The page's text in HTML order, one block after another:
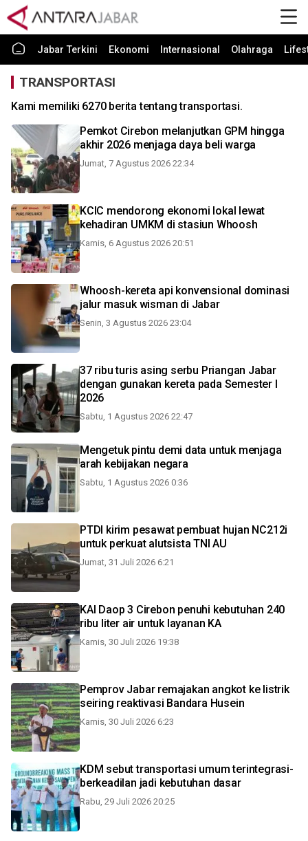
Jabar Terkini Ekonomi Internasional Olahraga
TRANSPORTASI
Kami memiliki 6270 berita tentang transportasi.
Pemkot Cirebon melanjutkan GPM hingga
akhir 2026 menjaga daya beli warga
Jumat, 7 Agustus 2026 22:34
KCIC mendorong ekonomi lokal lewat
kehadiran UMKM di stasiun Whoosh
Kamis, 6 Agustus 2026 20:51
Whoosh-kereta api konvensional dominasi
jalur masuk wisman di Jabar
Senin, 3 Agustus 2026 23:04
37 ribu turis asing serbu Priangan Jabar
dengan gunakan kereta pada Semester I
2026
Sabtu, 1 Agustus 2026 22:47
Mengetuk pintu demi data untuk menjaga
arah kebijakan negara
Sabtu, 1 Agustus 2026 0:36
PTDI kirim pesawat pembuat hujan NC212i
untuk perkuat alutsista TNI AU
Jumat, 31 Juli 2026 6:21
KAI Daop 3 Cirebon penuhi kebutuhan 240
ribu liter air untuk layanan KA
Kamis, 30 Juli 2026 19:38
Pemprov Jabar remajakan angkot ke listrik
seiring reaktivasi Bandara Husein
Kamis, 30 Juli 2026 6:23
KDM sebut transportasi umum terintegrasi-
berkeadilan jadi kebutuhan dasar
Rabu, 29 Juli 2026 20:25